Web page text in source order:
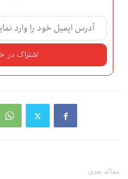
مقاله بعدی